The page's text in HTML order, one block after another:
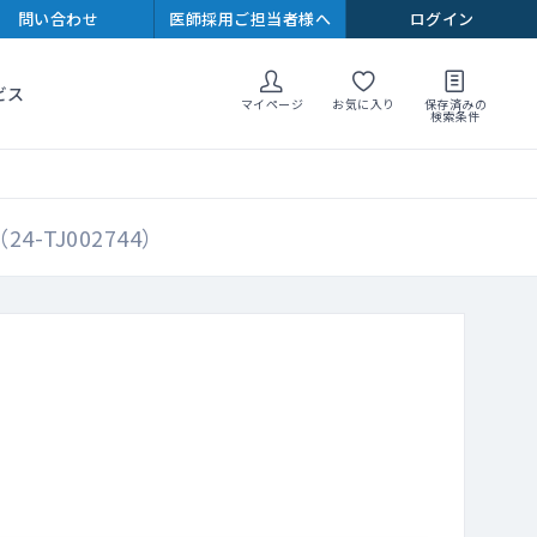
問い合わせ 医師採用ご担当者様へ ログイン
ス マイページ お気に入り 保存済みの
検索条件
TJ002744）